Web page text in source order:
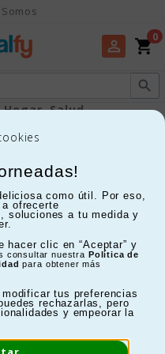
como útil. Por eso,
ofrecerte
soluciones a tu medida y
hacer clic en “Aceptar” y
consultar nuestra Política de
para obtener más
tus preferencias
rechazarlas, pero
y empeorar la
perm_identity shopping_cart
0
Salud...

FILTRAR